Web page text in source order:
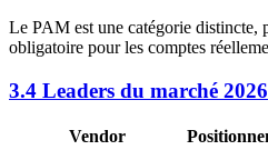
Le PAM est une catégorie distincte,
obligatoire pour les comptes
3.4 Leaders du marché 2026
Vendor